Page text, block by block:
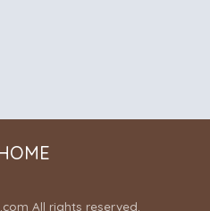
All rights reserved.